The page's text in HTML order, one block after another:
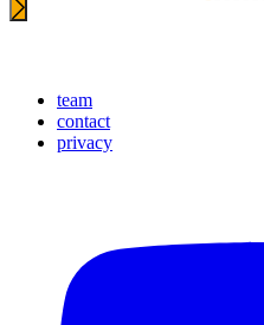
Footer
team
contact
privacy